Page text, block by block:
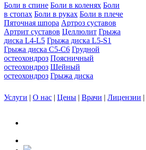
Боли в спине Боли в коленях Боли
в стопах Боли в руках Боли в плече
Пяточная шпора Артроз суставов
Артрит суставов Целлюлит Грыжа
диска L4-L5 Грыжа диска L5-S1
Грыжа диска C5-C6 Грудной
остеохондроз Поясничный
остеохондроз Шейный
остеохондроз Грыжа диска
Услуги | О нас | Цены | Врачи | Лицензии |